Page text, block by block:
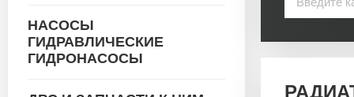
НАСОСЫ
ГИДРАВЛИЧЕСКИЕ
ГИДРОНАСОСЫ